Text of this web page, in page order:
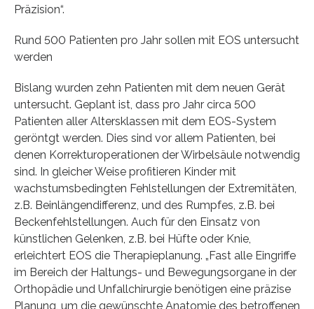
Präzision“.
Rund 500 Patienten pro Jahr sollen mit EOS untersucht
werden
Bislang wurden zehn Patienten mit dem neuen Gerät
untersucht. Geplant ist, dass pro Jahr circa 500
Patienten aller Altersklassen mit dem EOS-System
geröntgt werden. Dies sind vor allem Patienten, bei
denen Korrekturoperationen der Wirbelsäule notwendig
sind. In gleicher Weise profitieren Kinder mit
wachstumsbedingten Fehlstellungen der Extremitäten,
z.B. Beinlängendifferenz, und des Rumpfes, z.B. bei
Beckenfehlstellungen. Auch für den Einsatz von
künstlichen Gelenken, z.B. bei Hüfte oder Knie,
erleichtert EOS die Therapieplanung. „Fast alle Eingriffe
im Bereich der Haltungs- und Bewegungsorgane in der
Orthopädie und Unfallchirurgie benötigen eine präzise
Planung, um die gewünschte Anatomie des betroffenen